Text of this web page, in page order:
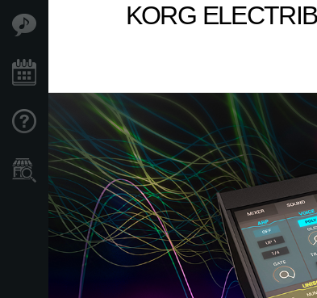
Características
Localizador
de
Tiendas
KORG